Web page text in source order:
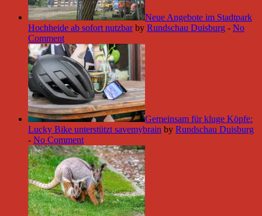
Neue Angebote im Stadtpark
Hochheide ab sofort nutzbar by Rundschau Duisburg - No
Comment
Gemeinsam für kluge Köpfe:
Lucky Bike unterstützt savemybrain by Rundschau Duisburg
- No Comment